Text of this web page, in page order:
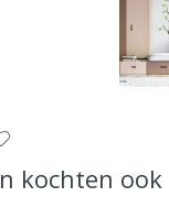
kochten ook